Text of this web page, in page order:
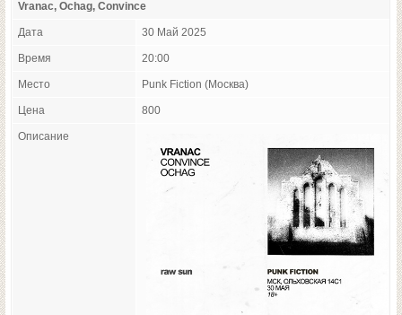
Vranac, Ochag, Convince
Дата 30 Май 2025
Время 20:00
Место Punk Fiction (Москва)
Цена 800
Описание